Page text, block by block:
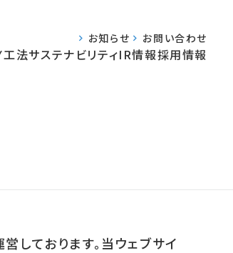
工法サステナビリティIR情報採用情報
お知らせ お問い合わせ
しております。当ウェブサイ